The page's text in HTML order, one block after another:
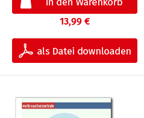
13,99 €